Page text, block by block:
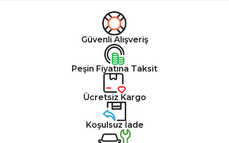
Güvenli Alışveriş
Peşin Fiyatına Taksit
Ücretsiz Kargo
Koşulsuz İade